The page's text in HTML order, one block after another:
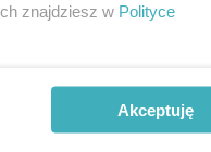
znajdziesz w Polityce
Akceptuję